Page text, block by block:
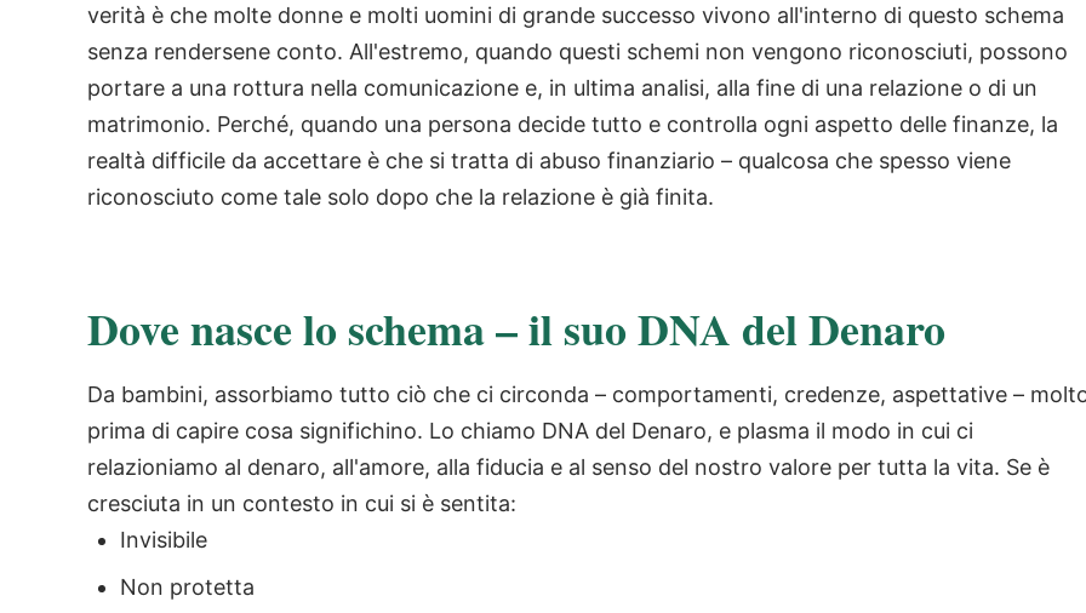
verità è che molte donne e molti uomini di grande successo vivono all'interno di questo schema
senza rendersene conto. All'estremo, quando questi schemi non vengono riconosciuti, possono
portare a una rottura nella comunicazione e, in ultima analisi, alla fine di una relazione o di un
matrimonio. Perché, quando una persona decide tutto e controlla ogni aspetto delle finanze, la
realtà difficile da accettare è che si tratta di abuso finanziario – qualcosa che spesso viene
riconosciuto come tale solo dopo che la relazione è già finita.
Dove nasce lo schema – il suo DNA del Denaro
Da bambini, assorbiamo tutto ciò che ci circonda – comportamenti, credenze, aspettative –
prima di capire cosa significhino. Lo chiamo DNA del Denaro, e plasma il modo in cui ci
relazioniamo al denaro, all'amore, alla fiducia e al senso del nostro valore per tutta la vita. Se è
cresciuta in un contesto in cui si è sentita:
Invisibile
Non protetta